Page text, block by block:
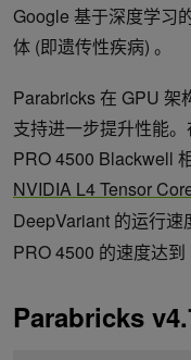
Google 基于深度学习
体 (即遗传性疾病) 。
Parabricks 在 GPU 架
支持进一步提升性能
PRO 4500 Blackwell
NVIDIA L4 Tensor
DeepVariant 的运行速
PRO 4500 的速度达到
Parabricks